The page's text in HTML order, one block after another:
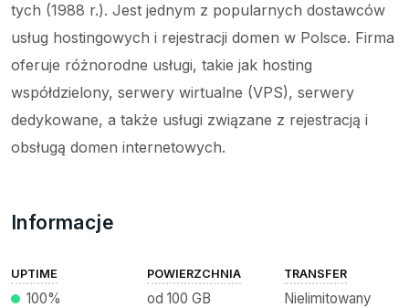
tych (1988 r.). Jest jednym z popularnych dostawców
usług hostingowych i rejestracji domen w Polsce. Firma
oferuje różnorodne usługi, takie jak hosting
współdzielony, serwery wirtualne (VPS), serwery
dedykowane, a także usługi związane z rejestracją i
obsługą domen internetowych.
Informacje
UPTIME
100%
POWIERZCHNIA
od 100 GB
TRANSFER
Nielimitowany